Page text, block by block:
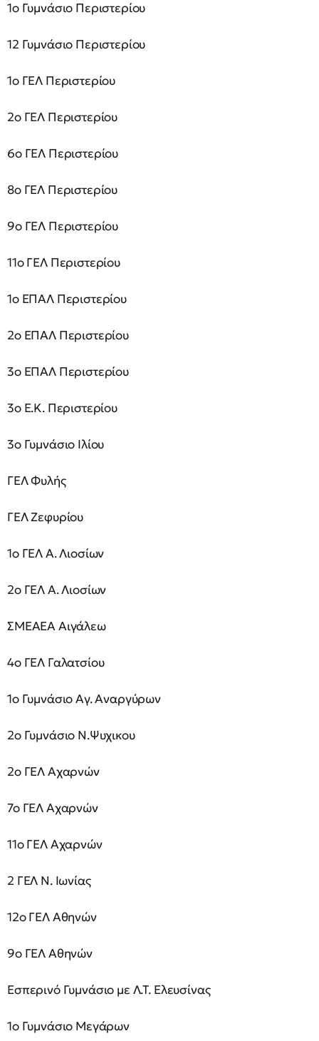
1ο Γυμνάσιο Περιστερίου
12 Γυμνάσιο Περιστερίου
1ο ΓΕΛ Περιστερίου
2ο ΓΕΛ Περιστερίου
6ο ΓΕΛ Περιστερίου
8ο ΓΕΛ Περιστερίου
9ο ΓΕΛ Περιστερίου
11ο ΓΕΛ Περιστερίου
1ο ΕΠΑΛ Περιστερίου
2ο ΕΠΑΛ Περιστερίου
3ο ΕΠΑΛ Περιστερίου
3ο Ε.Κ. Περιστερίου
3ο Γυμνάσιο Ιλίου
ΓΕΛ Φυλής
ΓΕΛ Ζεφυρίου
1ο ΓΕΛ Α. Λιοσίων
2ο ΓΕΛ Α. Λιοσίων
ΣΜΕΑΕΑ Αιγάλεω
4ο ΓΕΛ Γαλατσίου
1ο Γυμνάσιο Αγ. Αναργύρων
2ο Γυμνάσιο Ν.Ψυχικου
2ο ΓΕΛ Αχαρνών
7ο ΓΕΛ Αχαρνών
11ο ΓΕΛ Αχαρνών
2 ΓΕΛ Ν. Ιωνίας
12ο ΓΕΛ Αθηνών
9ο ΓΕΛ Αθηνών
Εσπερινό Γυμνάσιο με Λ.Τ. Ελευσίνας
1ο Γυμνάσιο Μεγάρων